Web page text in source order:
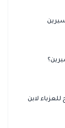
سيرين
لابن